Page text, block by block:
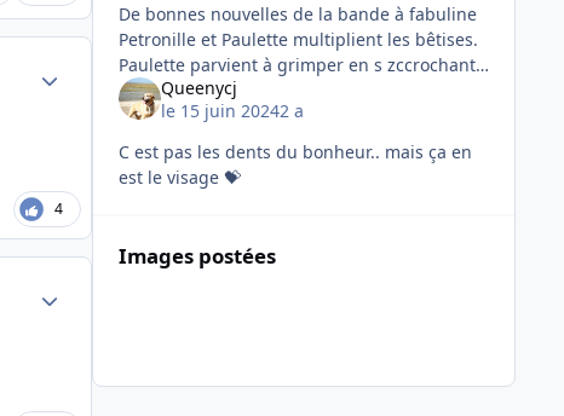
Author stats
4
De bonnes nouvelles de la bande à fabuline
Petronille et Paulette multiplient les bêtises.
Paulette parvient à grimper en s zccrochant
au grillage pourtant déjà haut... 🙄. Le papa
de Fabuline est
Queenycj
le 15 juin 20242 a
C est pas les dents du bonheur.. mais ça en
est le visage 💝
Images postées